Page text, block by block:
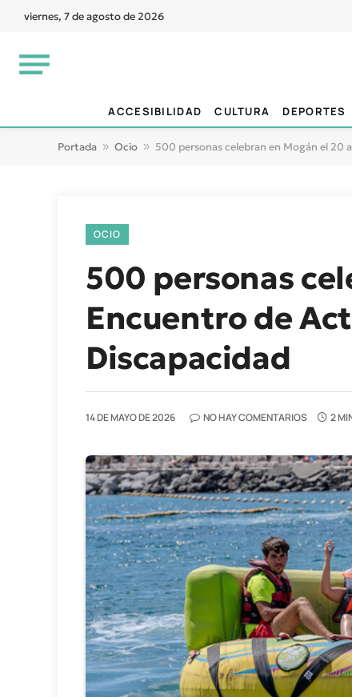
viernes, 7 de agosto de 2026
ACCESIBILIDAD CULTURA DEPORTES
Portada » Ocio » 500 personas celebran en Mogán el 20
OCIO
500 personas
Encuentro de
Discapacidad
14 DE MAYO DE 2026 NO HAY COMENTARIOS 2